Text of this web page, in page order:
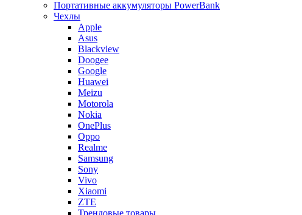
Портативные аккумуляторы PowerBank
Чехлы
Apple
Asus
Blackview
Doogee
Google
Huawei
Meizu
Motorola
Nokia
OnePlus
Oppo
Realme
Samsung
Sony
Vivo
Xiaomi
ZTE
Трендовые товары